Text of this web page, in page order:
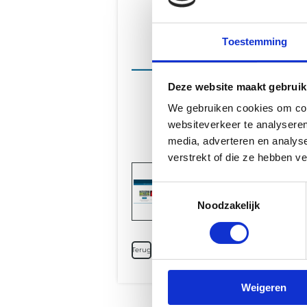
Toestemming
Deze website maakt
We gebruiken cookies om
websiteverkeer te
media, adverteren en
verstrekt of die ze hebben
Toestemmingsselectie
Noodzakelijk
Weigeren
Terug